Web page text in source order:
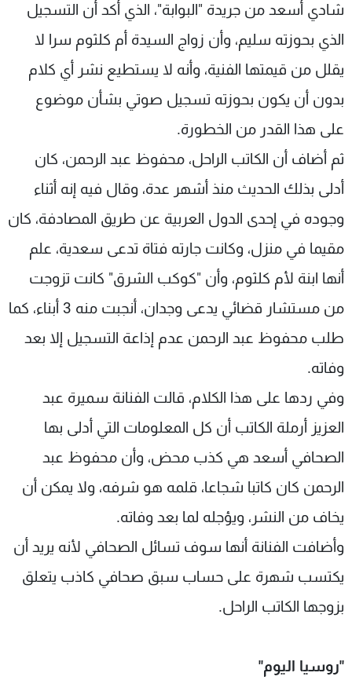
شادي أسعد من جريدة "البوابة"، الذي أكد أن التسجيل
الذي بحوزته سليم، وأن زواج السيدة أم كلثوم سرا لا
يقلل من قيمتها الفنية، وأنه لا يستطيع نشر أي كلام
بدون أن يكون بحوزته تسجيل صوتي بشأن موضوع
على هذا القدر من الخطورة.
ثم أضاف أن الكاتب الراحل، محفوظ عبد الرحمن، كان
أدلى بذلك الحديث منذ أشهر عدة، وقال فيه إنه أثناء
وجوده في إحدى الدول العربية عن طريق المصادفة، كان
مقيما في منزل، وكانت جارته فتاة تدعى سعدية، علم
أنها ابنة لأم كلثوم، وأن "كوكب الشرق" كانت تزوجت
من مستشار قضائي يدعى وجدان، أنجبت منه 3 أبناء، كما
طلب محفوظ عبد الرحمن عدم إذاعة التسجيل إلا بعد
وفاته.
وفي ردها على هذا الكلام، قالت الفنانة سميرة عبد
العزيز أرملة الكاتب أن كل المعلومات التي أدلى بها
الصحافي أسعد هي كذب محض، وأن محفوظ عبد
الرحمن كان كاتبا شجاعا، قلمه هو شرفه، ولا يمكن أن
يخاف من النشر، ويؤجله لما بعد وفاته.
وأضافت الفنانة أنها سوف تسائل الصحافي لأنه يريد أن
يكتسب شهرة على حساب سبق صحافي كاذب يتعلق
بزوجها الكاتب الراحل.
"روسيا اليوم"